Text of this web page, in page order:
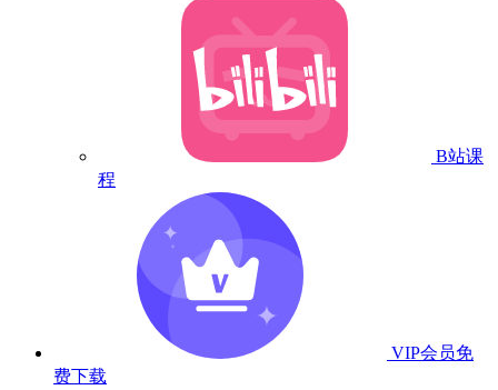
B站课
程
VIP会员免
费下载